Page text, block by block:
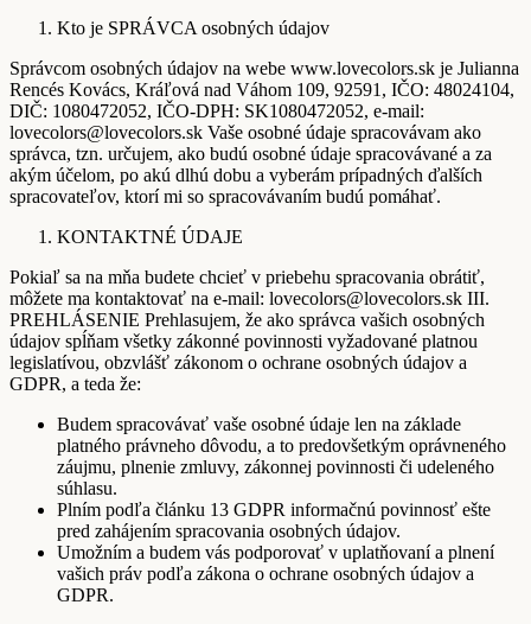
Kto je SPRÁVCA osobných údajov
Správcom osobných údajov na webe www.lovecolors.sk je Julianna
Rencés Kovács, Kráľová nad Váhom 109, 92591, IČO: 48024104,
DIČ: 1080472052, IČO-DPH: SK1080472052, e-mail:
lovecolors@lovecolors.sk Vaše osobné údaje spracovávam ako
správca, tzn. určujem, ako budú osobné údaje spracovávané a za
akým účelom, po akú dlhú dobu a vyberám prípadných ďalších
spracovateľov, ktorí mi so spracovávaním budú pomáhať.
KONTAKTNÉ ÚDAJE
Pokiaľ sa na mňa budete chcieť v priebehu spracovania obrátiť,
môžete ma kontaktovať na e-mail: lovecolors@lovecolors.sk III.
PREHLÁSENIE Prehlasujem, že ako správca vašich osobných
údajov spĺňam všetky zákonné povinnosti vyžadované platnou
legislatívou, obzvlášť zákonom o ochrane osobných údajov a
GDPR, a teda že:
Budem spracovávať vaše osobné údaje len na základe
platného právneho dôvodu, a to predovšetkým oprávneného
záujmu, plnenie zmluvy, zákonnej povinnosti či udeleného
súhlasu.
Plním podľa článku 13 GDPR informačnú povinnosť ešte
pred zahájením spracovania osobných údajov.
Umožním a budem vás podporovať v uplatňovaní a plnení
vašich práv podľa zákona o ochrane osobných údajov a
GDPR.